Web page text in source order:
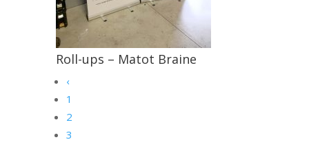
Roll-ups – Matot Braine
‹
1
2
3